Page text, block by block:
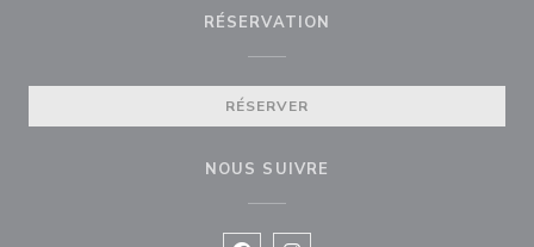
RÉSERVATION
RÉSERVER
NOUS SUIVRE